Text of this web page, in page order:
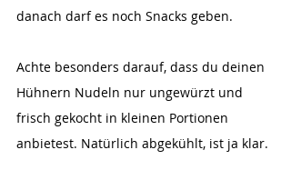
danach darf es noch Snacks geben.
Achte besonders darauf, dass du deinen
Hühnern Nudeln nur ungewürzt und
frisch gekocht in kleinen Portionen
anbietest. Natürlich abgekühlt, ist ja klar.